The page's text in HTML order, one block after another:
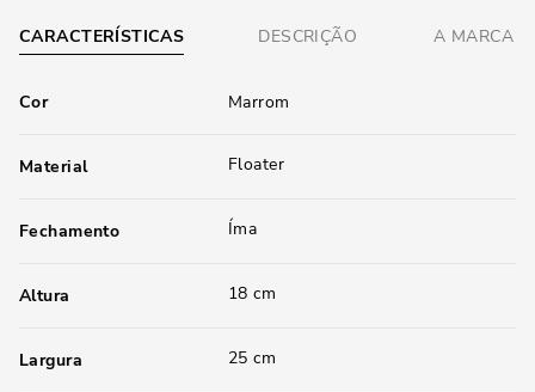
CARACTERÍSTICAS DESCRIÇÃO A MARCA
Cor Marrom
Material Floater
Fechamento Íma
Altura 18 cm
Largura 25 cm